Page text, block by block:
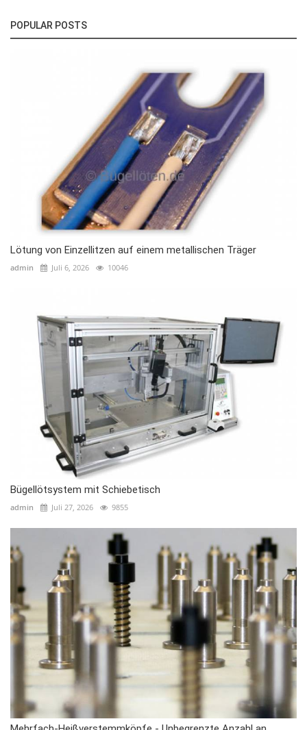
POPULAR POSTS
Lötung von Einzellitzen auf einem metallischen Träger
admin Juli 6, 2026 10046
Bügellötsystem mit Schiebetisch
admin Juli 27, 2026 9855